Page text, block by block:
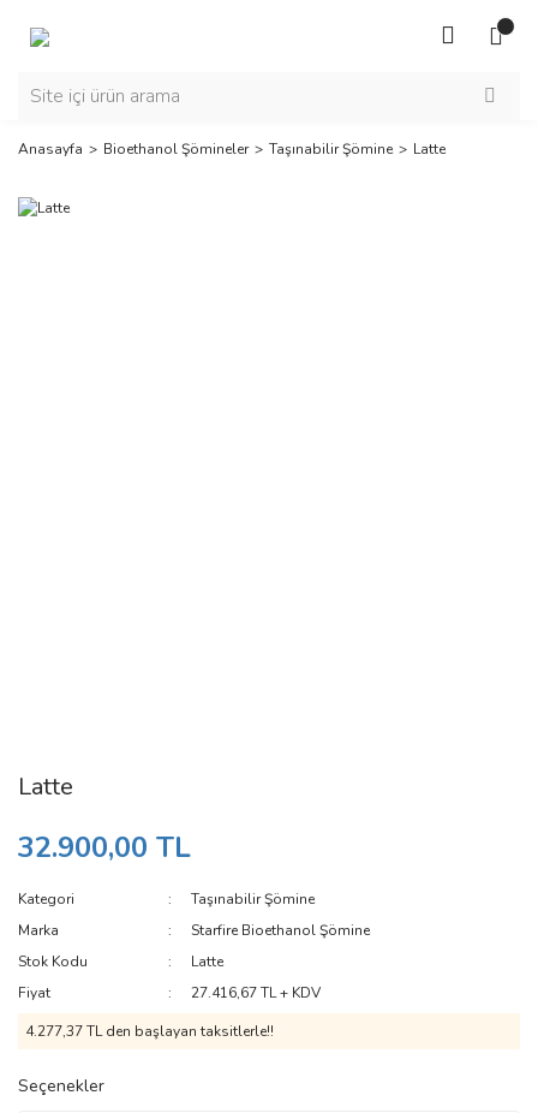
Anasayfa Bioethanol Şömineler Taşınabilir Şömine Latte
Latte
32.900,00 TL
Kategori
Taşınabilir Şömine
Marka
Starfire Bioethanol Şömine
Stok Kodu
Latte
Fiyat
27.416,67 TL + KDV
4.277,37 TL den başlayan taksitlerle!!
Seçenekler